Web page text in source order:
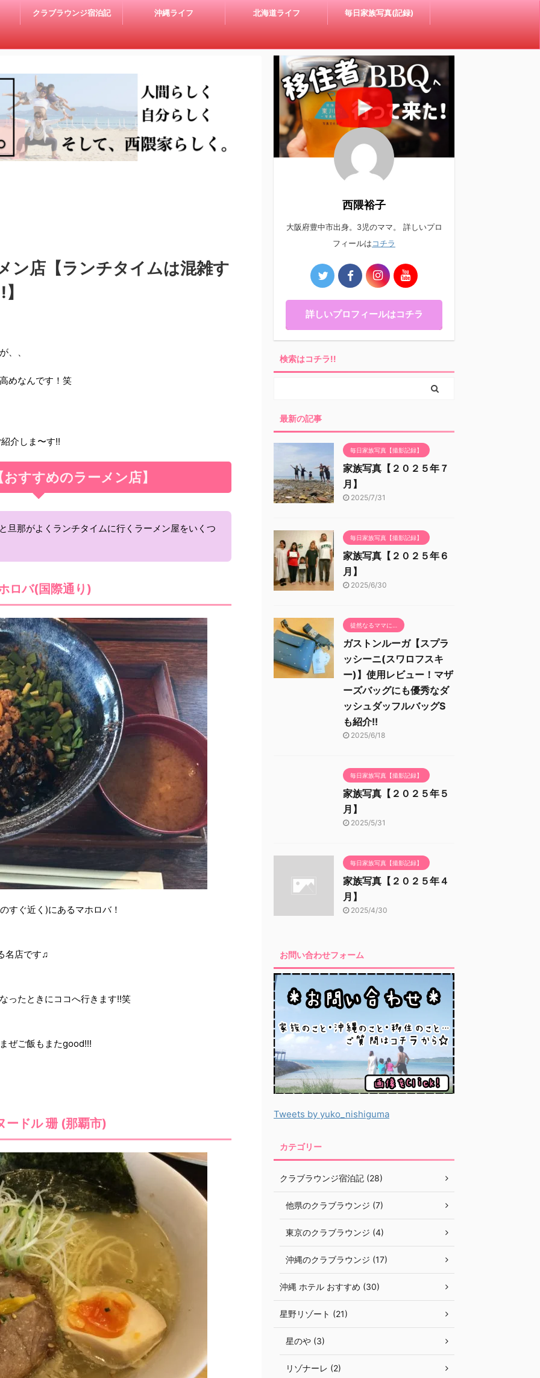
クラブラウンジ宿泊記 沖縄ライフ 北海道ライフ 毎日家族写真(記録)
ン店【ランチタイムは混雑す
、、
めなんです！笑
介しま〜す!!
すすめのラーメン店】
旦那がよくランチタイムに行くラーメン屋をいくつ
ロバ(国際通り)
すぐ近く)にあるマホロバ！
名店です♫
ったときにココへ行きます!!笑
ぜご飯もまたgood!!!
ードル 珊 (那覇市)
西隈裕子
大阪府豊中市出身。3児のママ。 詳しいプロ
フィールは コチラ
詳しいプロフィールはコチラ
検索はコチラ!!
最新の記事
毎日家族写真【撮影記録】
家族写真【２０２５年７
月】
2025/7/31
毎日家族写真【撮影記録】
家族写真【２０２５年６
月】
2025/6/30
徒然なるママに…
ガストンルーガ【スプラ
ッシーニ(スワロフスキ
ー)】使用レビュー！マザ
ーズバッグにも優秀なダ
ッシュダッフルバッグS
も紹介!!
2025/6/18
毎日家族写真【撮影記録】
家族写真【２０２５年５
月】
2025/5/31
毎日家族写真【撮影記録】
家族写真【２０２５年４
月】
2025/4/30
お問い合わせフォーム
Tweets by yuko_nishiguma
カテゴリー
クラブラウンジ宿泊記 (28)
他県のクラブラウンジ (7)
東京のクラブラウンジ (4)
沖縄のクラブラウンジ (17)
沖縄 ホテル おすすめ (30)
星野リゾート (21)
星のや (3)
リゾナーレ (2)